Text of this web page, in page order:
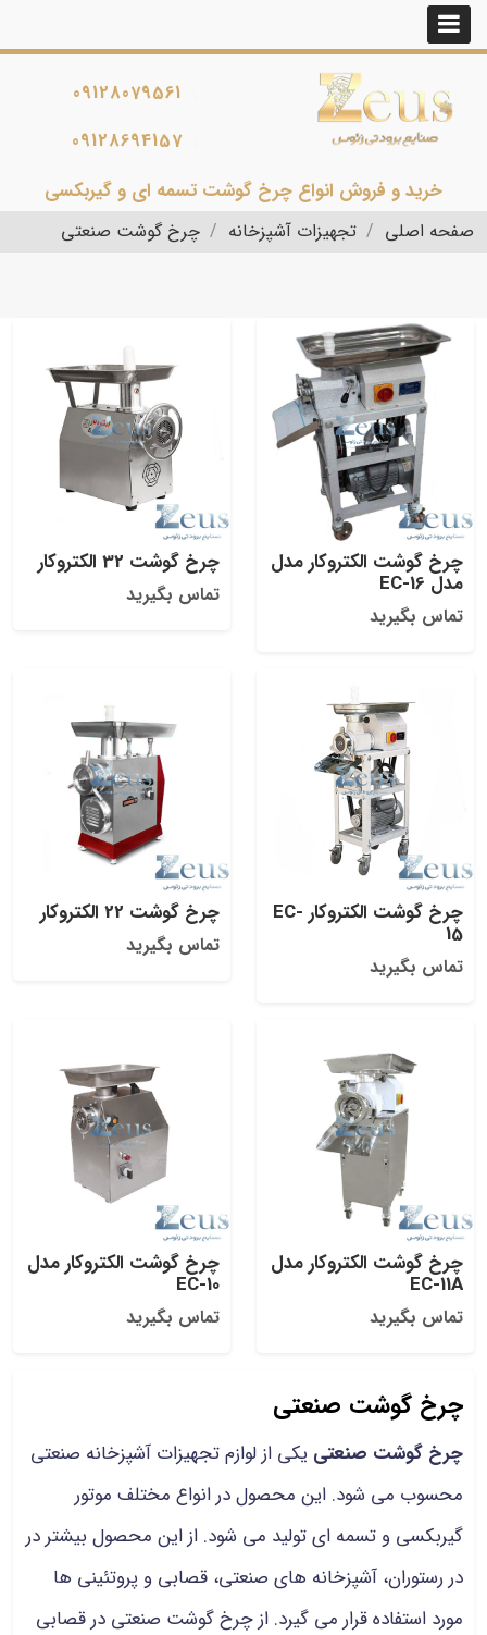
خرید و فروش انواع چرخ گوشت تسمه ای و گیربکسی
09128079561
09128694157
صفحه اصلی تجهیزات آشپزخانه چرخ گوشت صنعتی
چرخ گوشت الکتروکار مدل
مدل EC-16
تماس بگیرید
چرخ گوشت 32 الکتروکار
تماس بگیرید
چرخ گوشت الکتروکار EC-
15
تماس بگیرید
چرخ گوشت 22 الکتروکار
تماس بگیرید
چرخ گوشت الکتروکار مدل
EC-11A
تماس بگیرید
چرخ گوشت الکتروکار مدل
EC-10
تماس بگیرید
چرخ گوشت صنعتی
چرخ گوشت صنعتی یکی از لوازم تجهیزات آشپزخانه صنعتی
محسوب می شود. این محصول در انواع مختلف موتور
گیربکسی و تسمه ای تولید می شود. از این محصول بیشتر در
در رستوران، آشپزخانه های صنعتی، قصابی و پروتئینی ها
مورد استفاده قرار می گیرد. از چرخ گوشت صنعتی در قصابی